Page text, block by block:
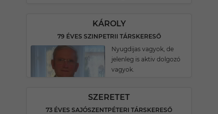
KÁROLY
79 ÉVES SZINPETRII TÁRSKERESŐ
Nyugdijas vagyok, de
jelenleg is aktiv dolgozó
vagyok.
SZERETET
73 ÉVES SAJÓSZENTPÉTERI TÁRSKERESŐ